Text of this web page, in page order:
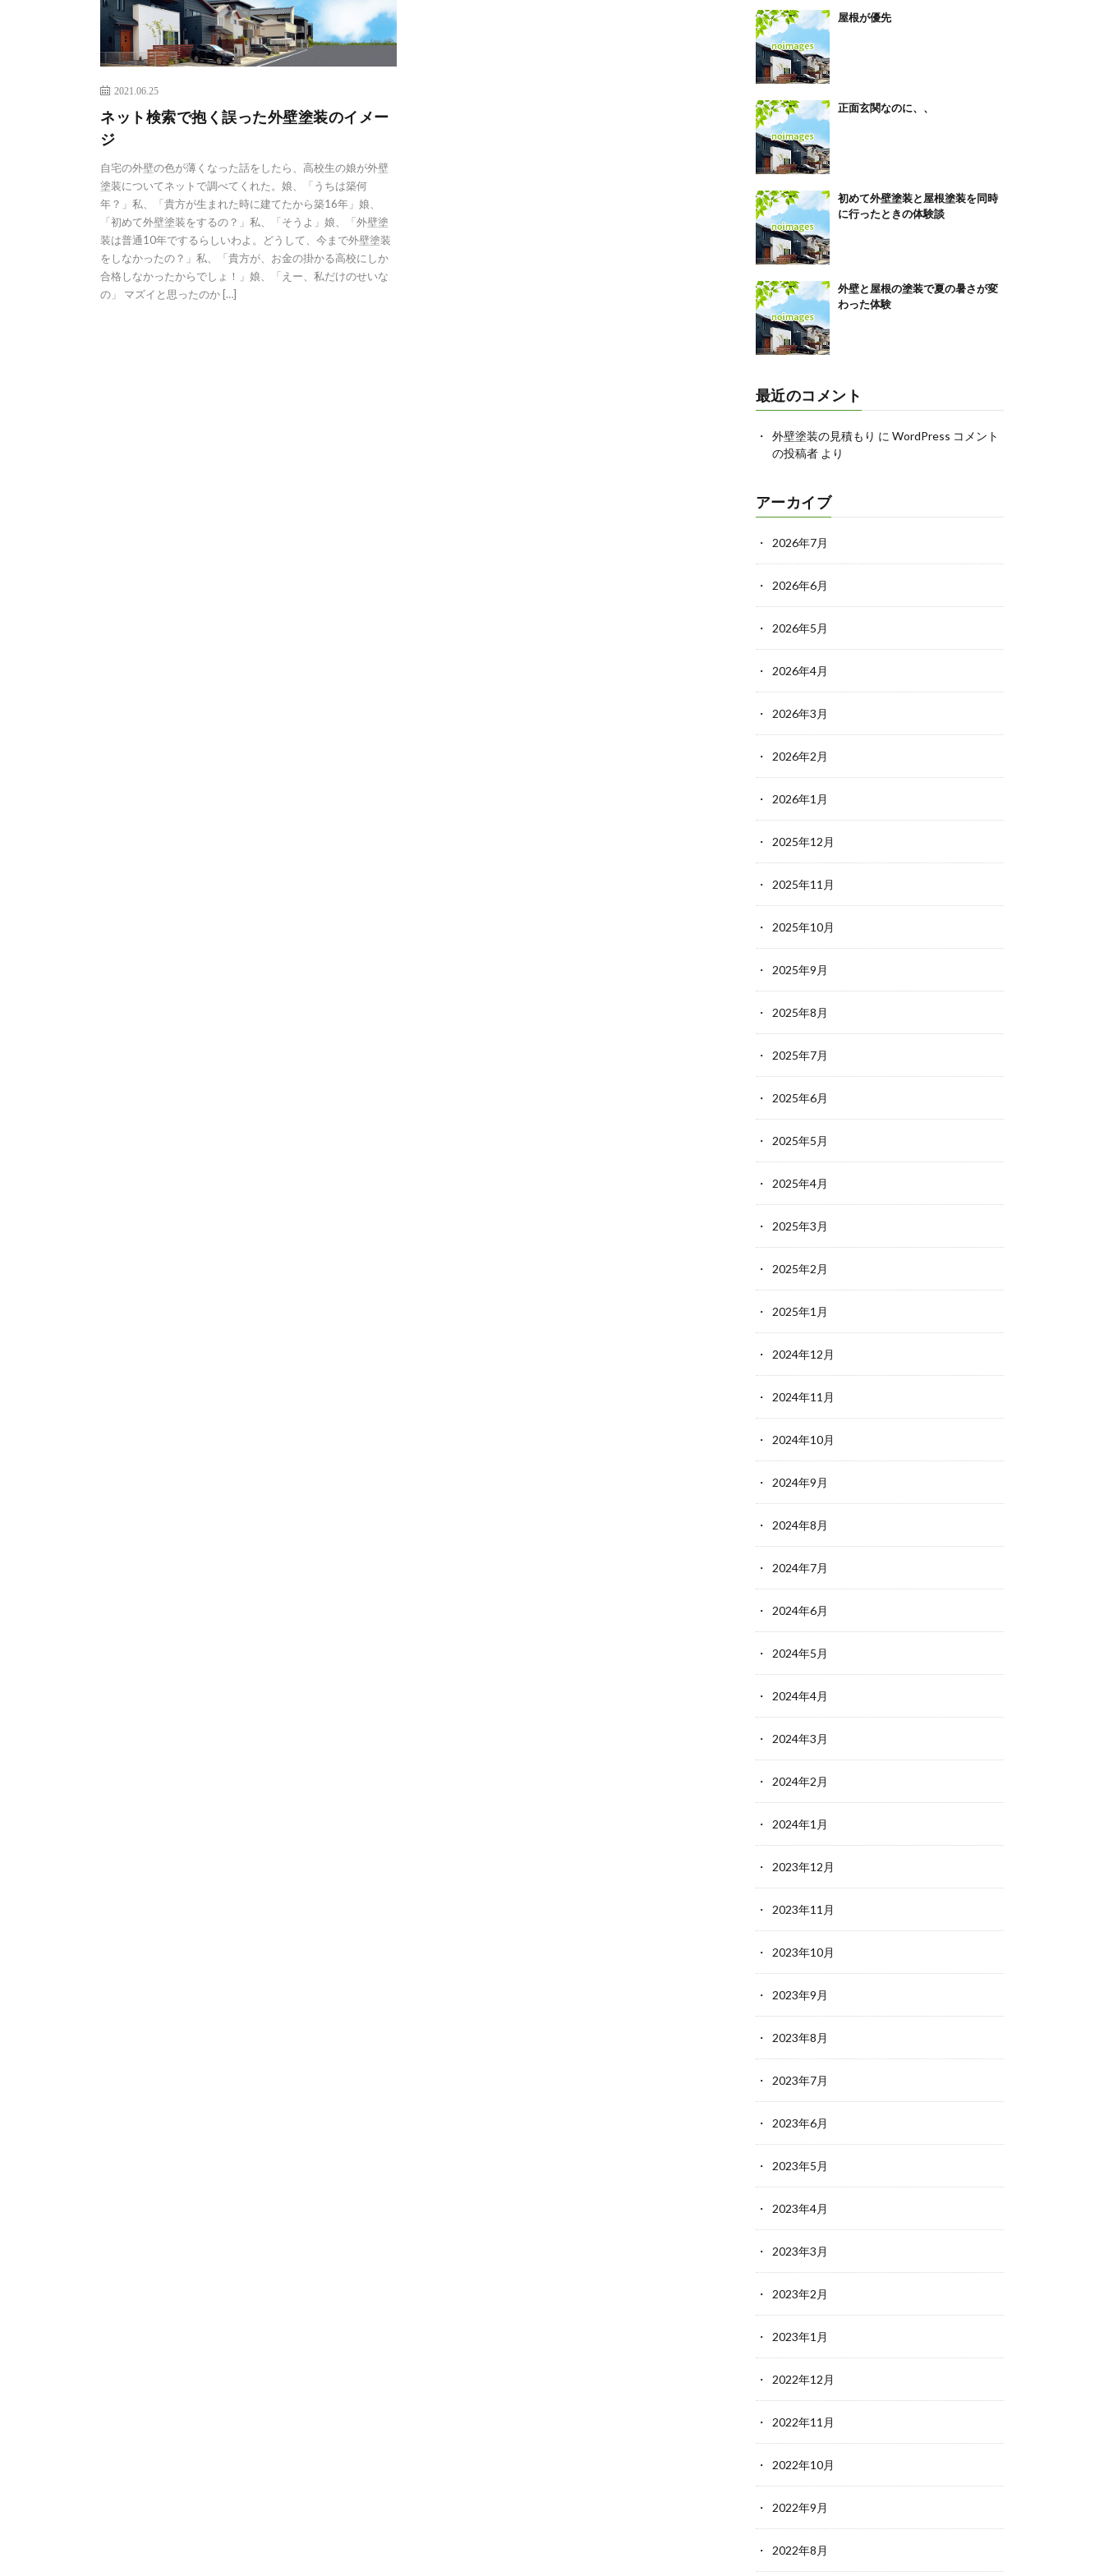
2021.06.25
ネット検索で抱く誤った外壁塗装のイメー
ジ
自宅の外壁の色が薄くなった話をしたら、高校生の娘が外壁
塗装についてネットで調べてくれた。娘、「うちは築何
年？」私、「貴方が生まれた時に建てたから築16年」娘、
「初めて外壁塗装をするの？」私、「そうよ」娘、「外壁塗
装は普通10年でするらしいわよ。どうして、今まで外壁塗装
をしなかったの？」私、「貴方が、お金の掛かる高校にしか
合格しなかったからでしょ！」娘、「えー、私だけのせいな
の」 マズイと思ったのか […]
屋根が優先
正面玄関なのに、、
初めて外壁塗装と屋根塗装を同時
に行ったときの体験談
外壁と屋根の塗装で夏の暑さが変
わった体験
最近のコメント
外壁塗装の見積もり に WordPress コメント
の投稿者より
アーカイブ
2026年7月
2026年6月
2026年5月
2026年4月
2026年3月
2026年2月
2026年1月
2025年12月
2025年11月
2025年10月
2025年9月
2025年8月
2025年7月
2025年6月
2025年5月
2025年4月
2025年3月
2025年2月
2025年1月
2024年12月
2024年11月
2024年10月
2024年9月
2024年8月
2024年7月
2024年6月
2024年5月
2024年4月
2024年3月
2024年2月
2024年1月
2023年12月
2023年11月
2023年10月
2023年9月
2023年8月
2023年7月
2023年6月
2023年5月
2023年4月
2023年3月
2023年2月
2023年1月
2022年12月
2022年11月
2022年10月
2022年9月
2022年8月